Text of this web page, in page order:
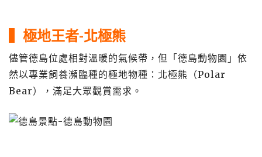
▍極地王者-北極熊
儘管德島位處相對溫暖的氣候帶，但「德島動物園」依
然以專業飼養瀕臨種的極地物種：北極熊（Polar
Bear），滿足大眾觀賞需求。